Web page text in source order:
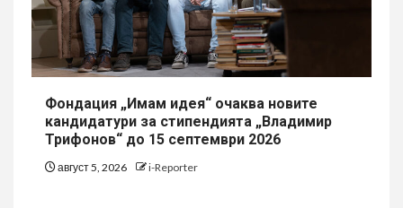
Фондация „Имам идея“ очаква новите
кандидатури за стипендията „Владимир
Трифонов“ до 15 септември 2026
август 5, 2026 i-Reporter